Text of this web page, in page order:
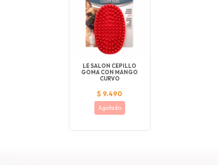
LE SALON CEPILLO
GOMA CON MANGO
CURVO
$ 9.490
Agotado